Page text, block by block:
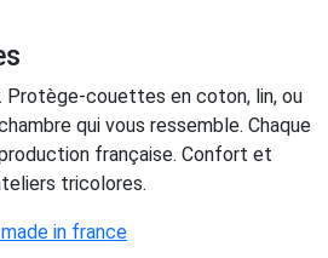
Protège-couettes en coton, lin, ou
qui vous ressemble. Chaque
française. Confort et
tricolores.
in france